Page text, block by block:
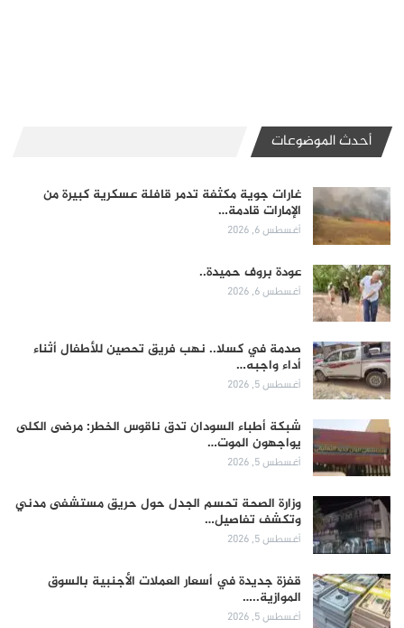
أحدث الموضوعات
غارات جوية مكثفة تدمر قافلة عسكرية كبيرة من
الإمارات قادمة…
أغسطس 6, 2026
عودة بروف حميدة..
أغسطس 6, 2026
صدمة في كسلا.. نهب فريق تحصين للأطفال أثناء
أداء واجبه…
أغسطس 5, 2026
شبكة أطباء السودان تدق ناقوس الخطر: مرضى الكلى
يواجهون الموت…
أغسطس 5, 2026
وزارة الصحة تحسم الجدل حول حريق مستشفى مدني
وتكشف تفاصيل…
أغسطس 5, 2026
قفزة جديدة في أسعار العملات الأجنبية بالسوق
الموازية..…
أغسطس 5, 2026